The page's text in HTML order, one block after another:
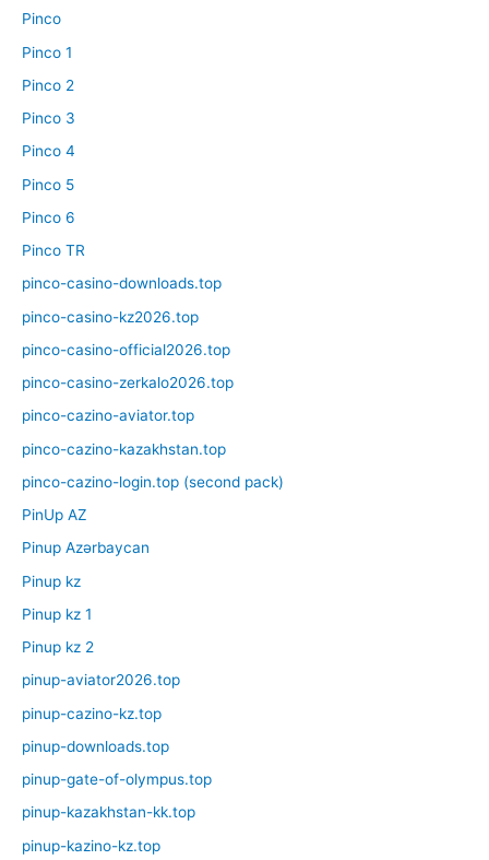
Pinco
Pinco 1
Pinco 2
Pinco 3
Pinco 4
Pinco 5
Pinco 6
Pinco TR
pinco-casino-downloads.top
pinco-casino-kz2026.top
pinco-casino-official2026.top
pinco-casino-zerkalo2026.top
pinco-cazino-aviator.top
pinco-cazino-kazakhstan.top
pinco-cazino-login.top (second pack)
PinUp AZ
Pinup Azərbaycan
Pinup kz
Pinup kz 1
Pinup kz 2
pinup-aviator2026.top
pinup-cazino-kz.top
pinup-downloads.top
pinup-gate-of-olympus.top
pinup-kazakhstan-kk.top
pinup-kazino-kz.top